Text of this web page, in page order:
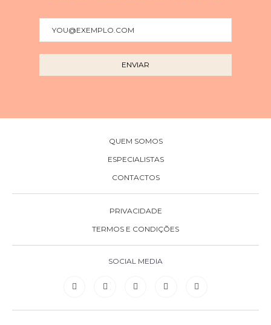
QUEM SOMOS
ESPECIALISTAS
CONTACTOS
PRIVACIDADE
TERMOS E CONDIÇÕES
SOCIAL MEDIA